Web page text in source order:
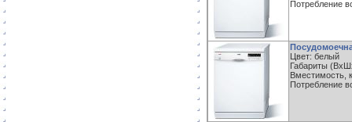
Потребление
Цвет: белый
Габариты
Вместимость,
Потребление